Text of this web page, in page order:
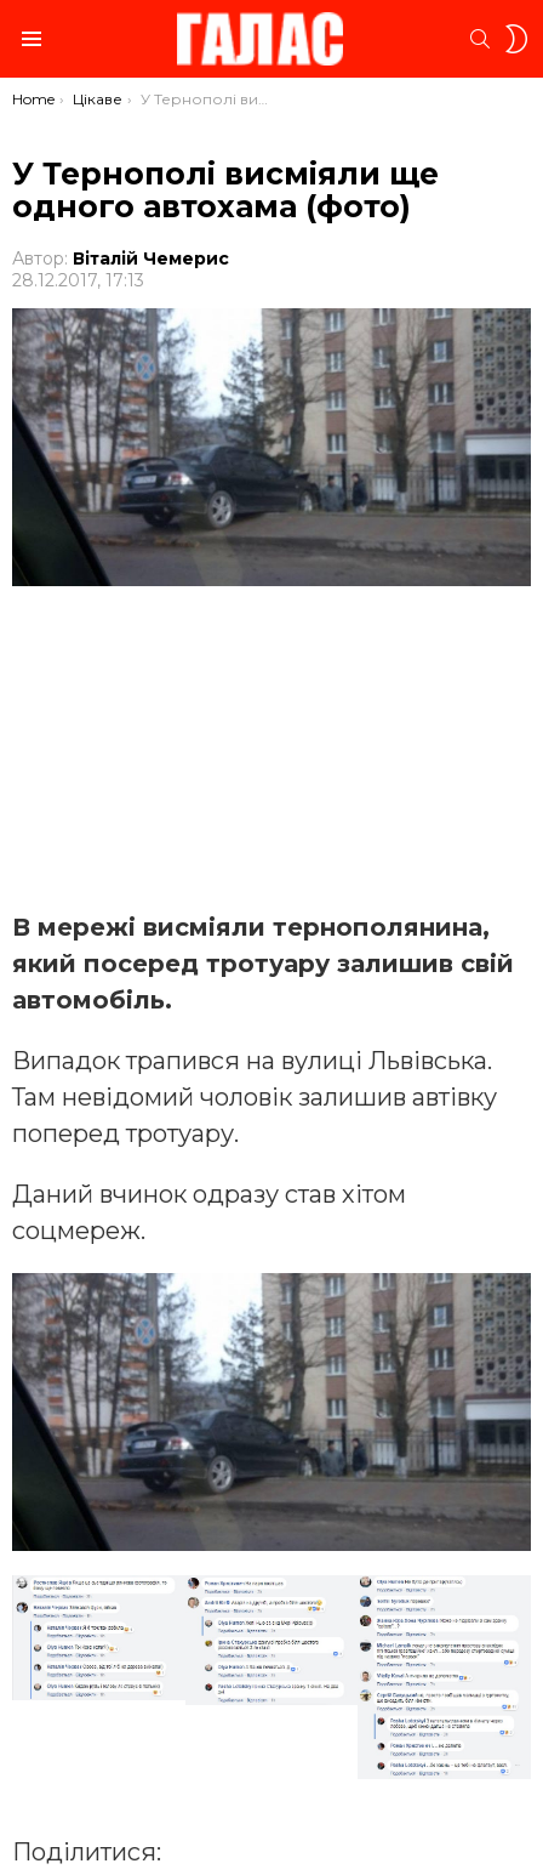
You are here:
Home Цікаве У Тернополі висміяли ще одного автохама (фото)
У Тернополі висміяли ще
одного автохама (фото)
Автор: Віталій Чемерис
28.12.2017, 17:13
В мережі висміяли тернополянина,
який посеред тротуару залишив свій
автомобіль.
Випадок трапився на вулиці Львівська.
Там невідомий чоловік залишив автівку
поперед тротуару.
Даний вчинок одразу став хітом
соцмереж.
Поділитися: